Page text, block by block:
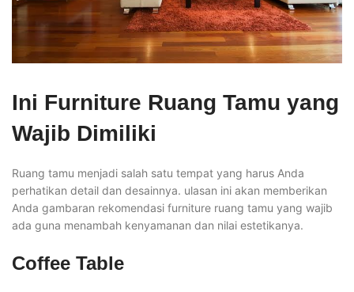
Ini Furniture Ruang Tamu yang
Wajib Dimiliki
Ruang tamu menjadi salah satu tempat yang harus Anda
perhatikan detail dan desainnya. ulasan ini akan memberikan
Anda gambaran rekomendasi furniture ruang tamu yang wajib
ada guna menambah kenyamanan dan nilai estetikanya.
Coffee Table